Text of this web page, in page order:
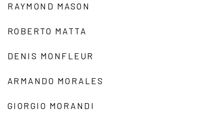
RAYMOND MASON
ROBERTO MATTA
DENIS MONFLEUR
ARMANDO MORALES
GIORGIO MORANDI